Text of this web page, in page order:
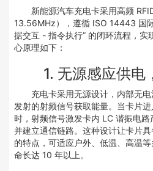
新能源汽车充电卡采用高频
13.56MHz），遵循 ISO 14443 国
据交互 - 指令执行” 的闭环流程，实
心原理如下：
1. 无源感应供电
充电卡采用无源设计，内部无
发射的射频信号获取能量。当卡片
时，射频信号激发卡内 LC 谐振电
并建立通信链路。这种设计让卡片
的特点，可适应户外、低温、高温
命长达 10 年以上。